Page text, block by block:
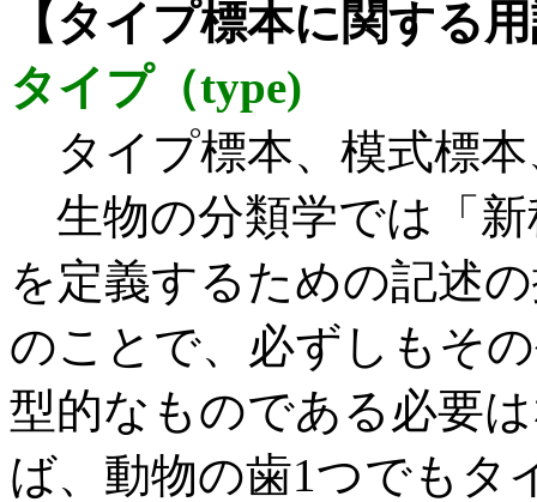
【タイプ標本に関する
タイプ（type)
タイプ標本、模式標
生物の分類学では「
を定義するための記述
のことで、必ずしもそ
型的なものである必要
ば、動物の歯1つでもタ